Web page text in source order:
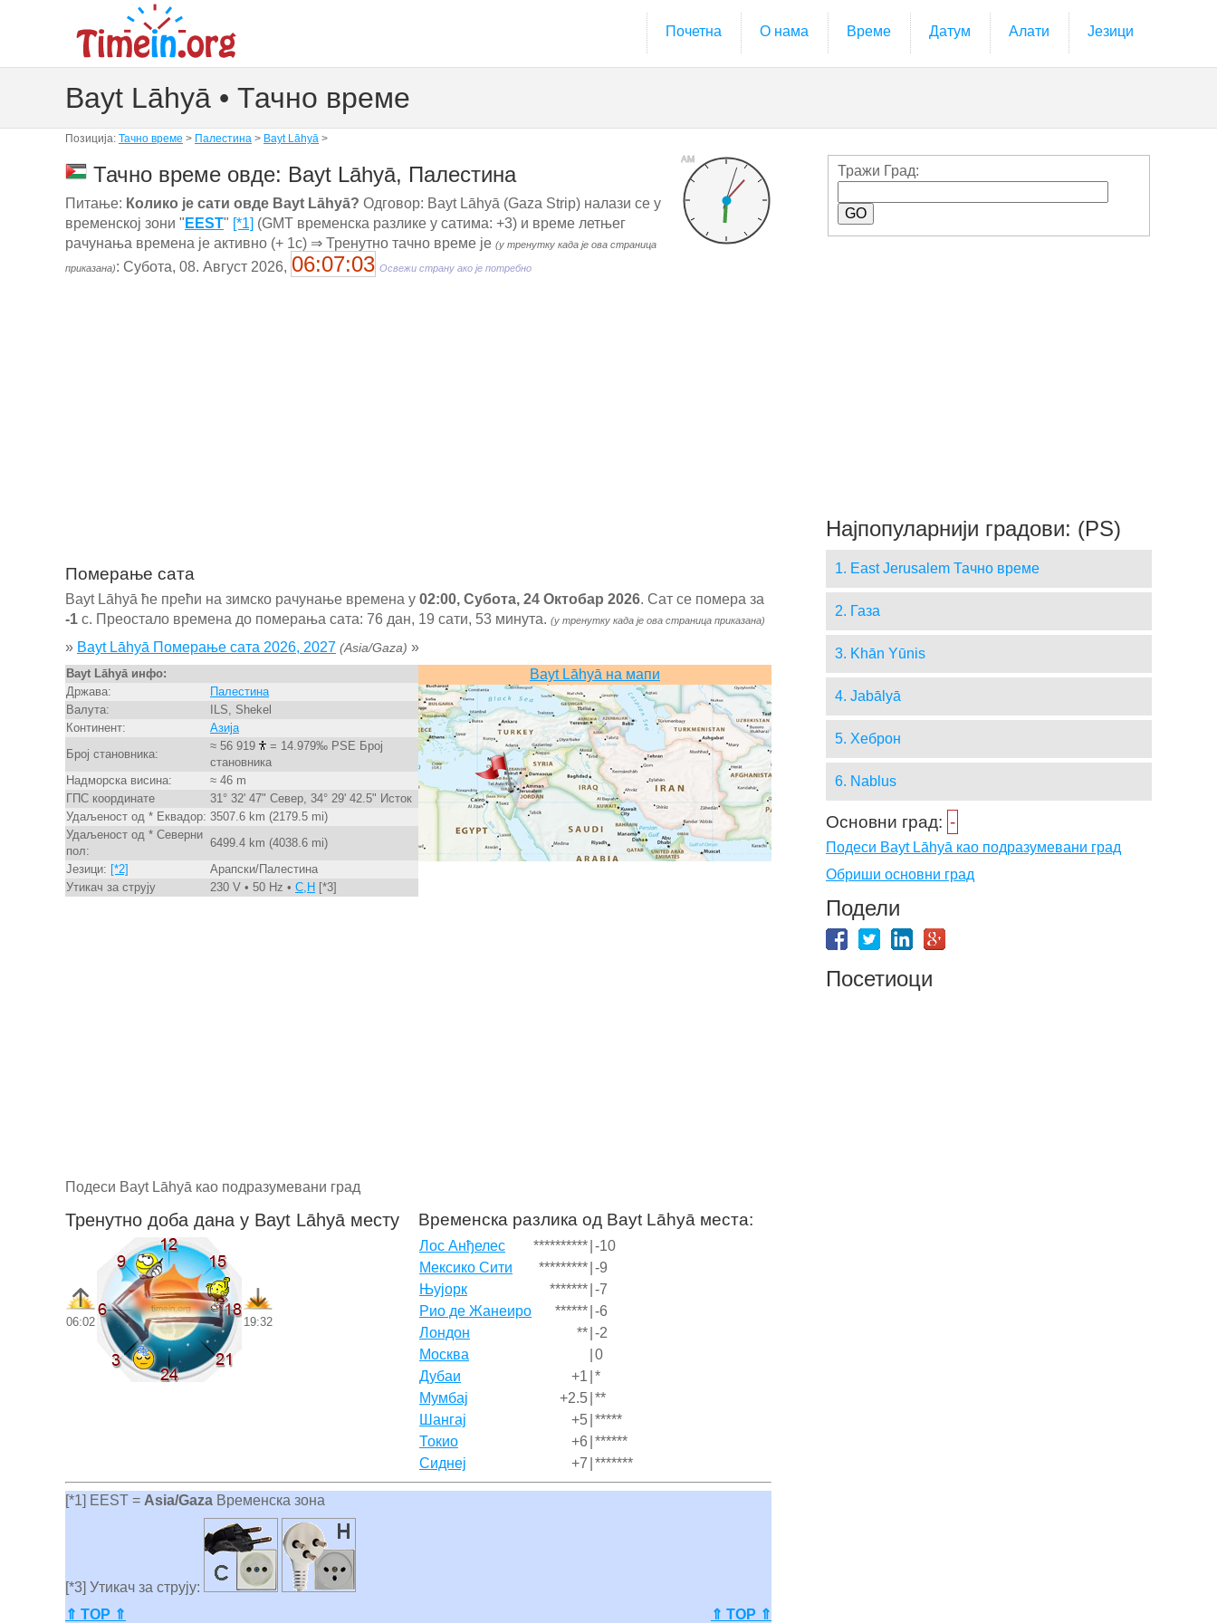
Почетна О нама Време Датум Алати Језици
Bayt Lāhyā • Тачно време
Позиција: Тачно време > Палестина > Bayt Lāhyā >
AM
Тачно време овде: Bayt Lāhyā, Палестина
Питање: Колико је сати овде Bayt Lāhyā? Одговор: Bayt Lāhyā (Gaza Strip) налази се у
временској зони " EEST" [*1] (GMT временска разлике у сатима: +3) и време летњег
рачунања времена је активно (+ 1с) ⇒ Тренутно тачно време је (у тренутку када је ова страница
приказана): Субота, 08. Август 2026, 06:07:04 Освежи страну ако је потребно
Померање сата
Bayt Lāhyā ће прећи на зимско рачунање времена у 02:00, Субота, 24 Октобар 2026. Сат се помера за
-1 с. Преостало времена до померања сата: 76 дан, 19 сати, 53 минута. (у тренутку када је ова страница приказана)
» Bayt Lāhyā Померање сата 2026, 2027 (Asia/Gaza) »
Bayt Lāhyā инфо:
Држава:
Палестина
Валута:
ILS, Shekel
Континент:
Азија
Број становника:
≈ 56 919
= 14.979‰ PSE Број
становника
Надморска висина:
≈ 46 m
ГПС координате
31° 32' 47" Север, 34° 29' 42.5" Исток
Удаљеност од * Еквадор: 3507.6 km (2179.5 mi)
Удаљеност од * Северни
пол:
6499.4 km (4038.6 mi)
Језици: [*2]
Арапски/Палестина
Утикач за струју
230 V • 50 Hz • C,H [*3]
Bayt Lāhyā на мапи
Подеси Bayt Lāhyā као подразумевани град
Тренутно доба дана у Bayt Lāhyā месту
06:02 19:32
Временска разлика од Bayt Lāhyā места:
Лос Анђелес ********** -10
Мексико Сити
********* -9
Њујорк
******* -7
Рио де Жанеиро
****** -6
Лондон
** -2
Москва
0
Дубаи
+1 *
Мумбај
+2.5 **
Шангај
+5 *****
Токио
+6 ******
Сиднеј
+7 *******
[*1] EEST = Asia/Gaza Временска зона
[*3] Утикач за струју:
⇑ TOP ⇑
⇑ TOP ⇑
Тражи Град:
Најпопуларнији градови: (PS)
1. East Jerusalem Тачно време
2. Газа
3. Khān Yūnis
4. Jabālyā
5. Хеброн
6. Nablus
Основни град: -
Подеси Bayt Lāhyā као подразумевани град
Обриши основни град
Подели
Посетиоци